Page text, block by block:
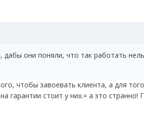
они поняли, что так работать
чтобы завоевать клиента, а для
стоит у них.= а это странно!